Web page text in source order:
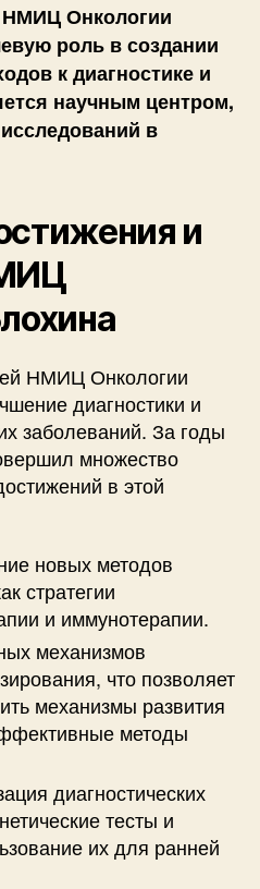
НМИЦ Онкологии
роль в создании
к диагностике и
научным центром,
в
и
НМИЦ Онкологии
диагностики и
заболеваний. За годы
множество
в этой
новых методов
стратегии
и иммунотерапии.
механизмов
что позволяет
механизмы развития
методы
диагностических
тесты и
их для ранней